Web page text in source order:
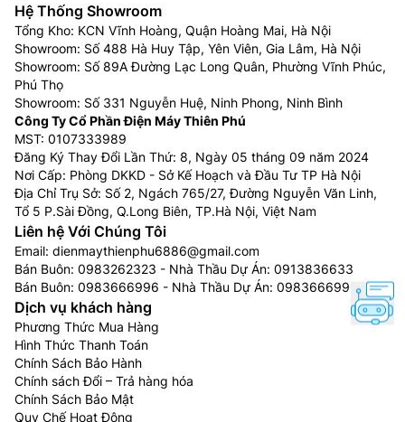
Hệ Thống Showroom
Tổng Kho: KCN Vĩnh Hoàng, Quận Hoàng Mai, Hà Nội
Showroom: Số 488 Hà Huy Tập, Yên Viên, Gia Lâm, Hà Nội
Showroom: Số 89A Đường Lạc Long Quân, Phường Vĩnh Phúc,
Phú Thọ
Showroom: Số 331 Nguyễn Huệ, Ninh Phong, Ninh Bình
Công Ty Cổ Phần Điện Máy Thiên Phú
MST: 0107333989
Đăng Ký Thay Đổi Lần Thứ: 8, Ngày 05 tháng 09 năm 2024
Nơi Cấp: Phòng DKKD - Sở Kế Hoạch và Đầu Tư TP Hà Nội
Địa Chỉ Trụ Sở: Số 2, Ngách 765/27, Đường Nguyễn Văn Linh,
Tổ 5 P.Sài Đồng, Q.Long Biên, TP.Hà Nội, Việt Nam
Liên hệ Với Chúng Tôi
Email: dienmaythienphu6886@gmail.com
Bán Buôn: 0983262323 - Nhà Thầu Dự Án: 0913836633
Bán Buôn: 0983666996 - Nhà Thầu Dự Án: 0983666996
Dịch vụ khách hàng
Phương Thức Mua Hàng
Hình Thức Thanh Toán
Chính Sách Bảo Hành
Chính sách Đổi – Trả hàng hóa
Chính Sách Bảo Mật
Quy Chế Hoạt Động